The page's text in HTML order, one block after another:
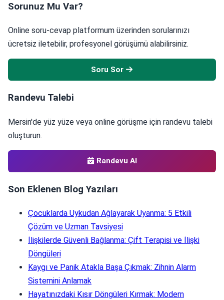
Sorunuz Mu Var?
Online soru-cevap platformum üzerinden sorularınızı
ücretsiz iletebilir, profesyonel görüşümü alabilirsiniz.
Soru Sor
Randevu Talebi
Mersin'de yüz yüze veya online görüşme için randevu talebi
oluşturun.
Randevu Al
Son Eklenen Blog Yazıları
Çocuklarda Uykudan Ağlayarak Uyanma: 5 Etkili
Çözüm ve Uzman Tavsiyesi
İlişkilerde Güvenli Bağlanma: Çift Terapisi ve İlişki
Döngüleri
Kaygı ve Panik Atakla Başa Çıkmak: Zihnin Alarm
Sistemini Anlamak
Hayatınızdaki Kısır Döngüleri Kırmak: Modern